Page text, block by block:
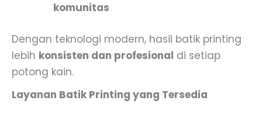
komunitas
Dengan teknologi modern, hasil batik printing
lebih konsisten dan profesional di setiap
potong kain.
Layanan Batik Printing yang Tersedia